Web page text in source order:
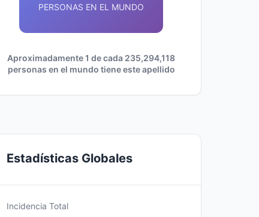
PERSONAS EN EL MUNDO
Aproximadamente 1 de cada 235,294,118
personas en el mundo tiene este apellido
Estadísticas Globales
Incidencia Total